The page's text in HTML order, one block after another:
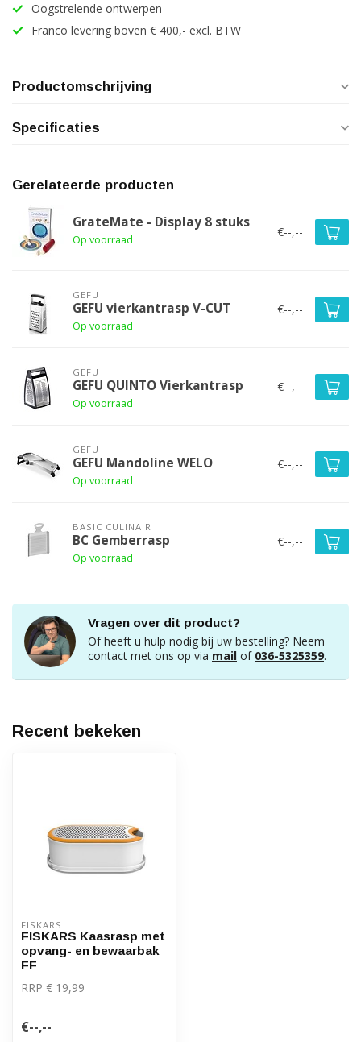
Oogstrelende ontwerpen
Franco levering boven € 400,- excl. BTW
Productomschrijving
Specificaties
Gerelateerde producten
GrateMate - Display 8 stuks
Op voorraad
€--,--
GEFU
GEFU vierkantrasp V-CUT
Op voorraad
€--,--
GEFU
GEFU QUINTO Vierkantrasp
Op voorraad
€--,--
GEFU
GEFU Mandoline WELO
Op voorraad
€--,--
BASIC CULINAIR
BC Gemberrasp
Op voorraad
€--,--
Vragen over dit product?
Of heeft u hulp nodig bij uw bestelling? Neem
contact met ons op via mail of 036-5325359.
Recent bekeken
FISKARS
FISKARS Kaasrasp met
opvang- en bewaarbak
FF
RRP € 19,99
€--,--